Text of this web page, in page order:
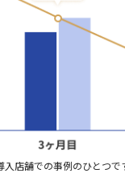
店舗での事例のひとつで